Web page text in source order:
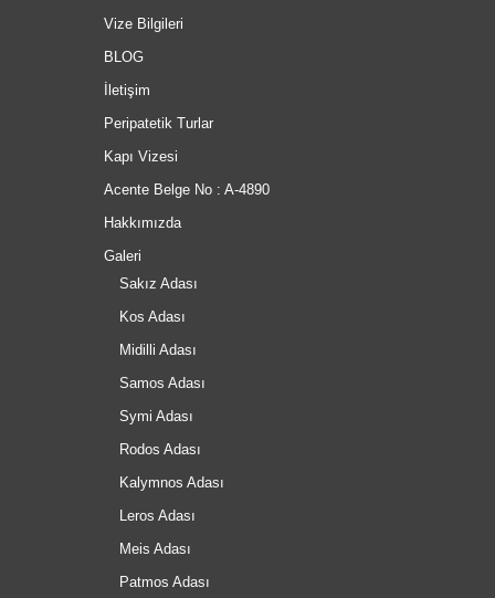
Vize Bilgileri
BLOG
İletişim
Peripatetik Turlar
Kapı Vizesi
Acente Belge No : A-4890
Hakkımızda
Galeri
Sakız Adası
Kos Adası
Midilli Adası
Samos Adası
Symi Adası
Rodos Adası
Kalymnos Adası
Leros Adası
Meis Adası
Patmos Adası